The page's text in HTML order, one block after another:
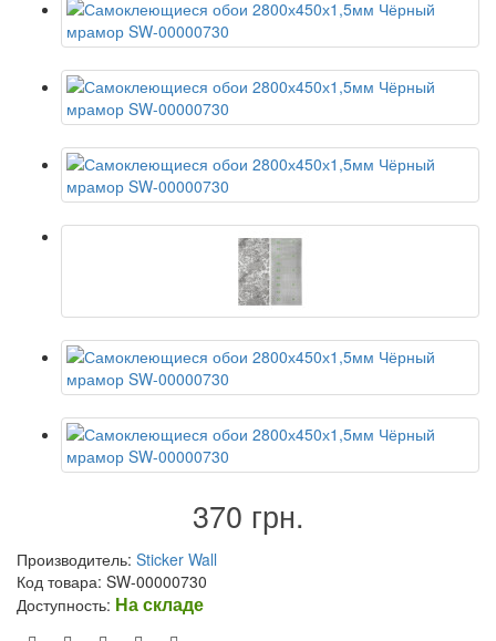
370 грн.
Производитель: Sticker Wall
Код товара: SW-00000730
Доступность: На складе